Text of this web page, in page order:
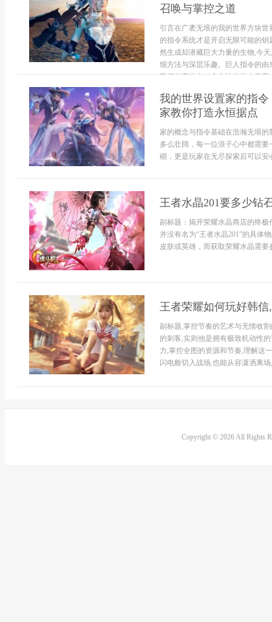
召唤与掌控之道
引言在广袤无垠的我的世界方块
的指令系统才是开启无限可能的
然生成却潜藏巨大力量的生物,今
细方法与深层乐趣。巨人指令的
它拥有高达十二个方块的惊人身高
我的世界设置家的指
家教你打造永恒据点
家的概念与指令基础在浩瀚无垠
多么壮阔，每一位浪子心中都需
砌，更是玩家在无尽探索后可以
王者水晶201要多少钻
副标题：揭开荣耀水晶商店的终
并没有名为“王者水晶201”的具体
皮肤或英雄，而获取荣耀水晶需要
王者荣耀如何玩好韩
副标题,掌控节奏的艺术与无情收
的刺客,实则他是拥有极致机动性
力,掌控全图的资源和节奏,理解这
闪电般切入战场,也能从容潇洒离
Copyright © 2026 All Rights